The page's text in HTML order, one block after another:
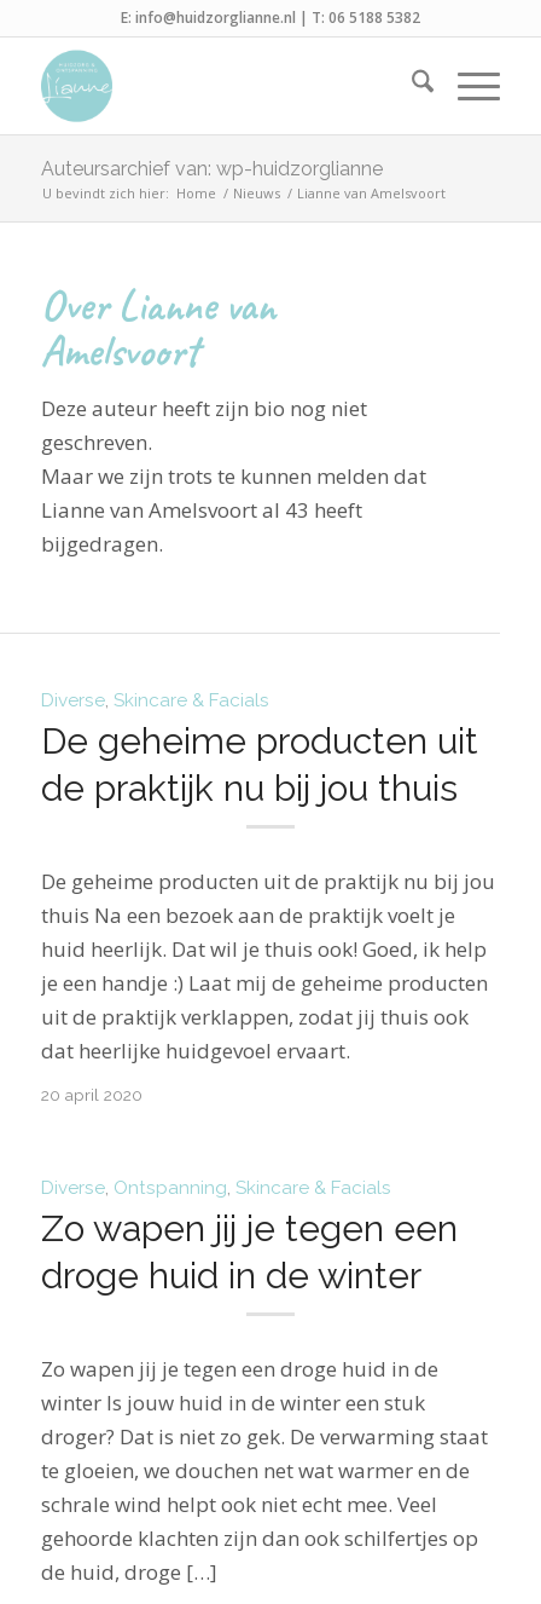
E: info@huidzorglianne.nl | T: 06 5188 5382
Auteursarchief van: wp-huidzorglianne
U bevindt zich hier: Home / Nieuws / Lianne van Amelsvoort
OverLianne van
Amelsvoort
Deze auteur heeft zijn bio nog niet
geschreven.
Maar we zijn trots te kunnen melden dat
Lianne van Amelsvoortal 43 heeft
bijgedragen.
Diverse, Skincare & Facials
De geheime producten uit
de praktijk nu bij jou thuis
De geheime producten uit de praktijk nu bij jou
thuis Na een bezoek aan de praktijk voelt je
huid heerlijk. Dat wil je thuis ook! Goed, ik help
je een handje :) Laat mij de geheime producten
uit de praktijk verklappen, zodat jij thuis ook
dat heerlijke huidgevoel ervaart.
20 april 2020
Diverse, Ontspanning, Skincare & Facials
Zo wapen jij je tegen een
droge huid in de winter
Zo wapen jij je tegen een droge huid in de
winter Is jouw huid in de winter een stuk
droger? Dat is niet zo gek. De verwarming staat
te gloeien, we douchen net wat warmer en de
schrale wind helpt ook niet echt mee. Veel
gehoorde klachten zijn dan ook schilfertjes op
de huid, droge […]